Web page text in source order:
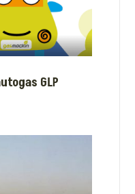
GLP